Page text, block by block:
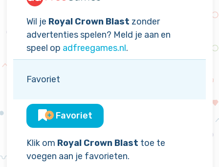
Wil je Royal Crown Blast zonder
advertenties spelen? Meld je aan en
speel op adfreegames.nl.
Favoriet
Favoriet
Klik om Royal Crown Blast toe te
voegen aan je favorieten.